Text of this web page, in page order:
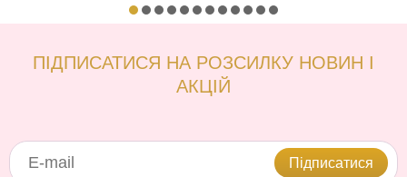
ПІДПИСАТИСЯ НА РОЗСИЛКУ НОВИН І
АКЦІЙ
Підписатися